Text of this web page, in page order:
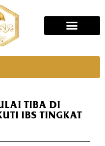
TIBA DI
IBS TINGKAT